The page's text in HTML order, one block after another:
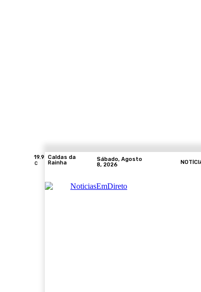
19.9
C
Caldas da
Rainha
Sábado, Agosto
8, 2026